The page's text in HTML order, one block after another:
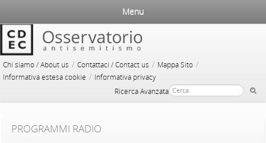
Chi siamo / About us / Contattaci / Contact us / Mappa Sito /
Informativa estesa cookie / Informativa privacy
Ricerca Avanzata
Menu
PROGRAMMI RADIO